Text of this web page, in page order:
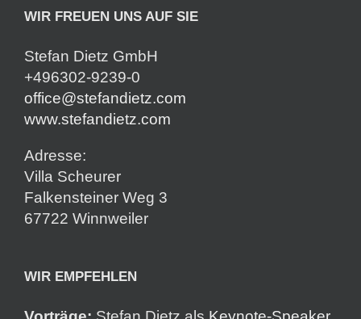
WIR FREUEN UNS AUF SIE
Stefan Dietz GmbH
+496302-9239-0
office@stefandietz.com
www.stefandietz.com
Adresse:
Villa Scheurer
Falkensteiner Weg 3
67722 Winnweiler
WIR EMPFEHLEN